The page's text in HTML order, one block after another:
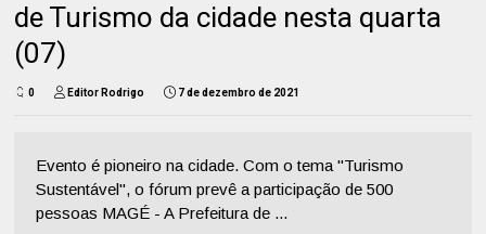
de Turismo da cidade nesta quarta
(07)
0 Editor Rodrigo 7 de dezembro de 2021
Evento é pioneiro na cidade. Com o tema "Turismo
Sustentável", o fórum prevê a participação de 500
pessoas MAGÉ - A Prefeitura de ...